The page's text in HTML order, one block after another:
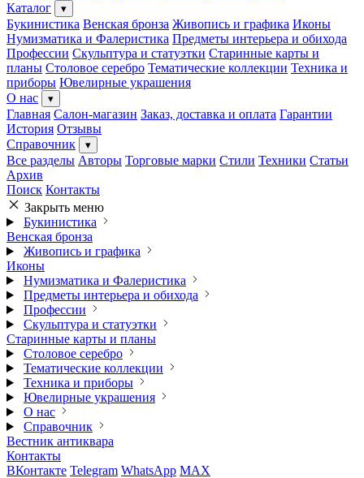
Каталог
▾
Букинистика Венская бронза Живопись и графика Иконы
Нумизматика и Фалеристика Предметы интерьера и обихода
Профессии Скульптура и статуэтки Старинные карты и
планы Столовое серебро Тематические коллекции Техника и
приборы Ювелирные украшения
О нас
▾
Главная Салон-магазин Заказ, доставка и оплата Гарантии
История Отзывы
Справочник
▾
Все разделы Авторы Торговые марки Стили Техники Статьи
Архив
Поиск Контакты
Закрыть меню
Букинистика
Венская бронза
Живопись и графика
Иконы
Нумизматика и Фалеристика
Предметы интерьера и обихода
Профессии
Скульптура и статуэтки
Старинные карты и планы
Столовое серебро
Тематические коллекции
Техника и приборы
Ювелирные украшения
О нас
Справочник
Вестник антиквара
Контакты
ВКонтакте Telegram WhatsApp MAX